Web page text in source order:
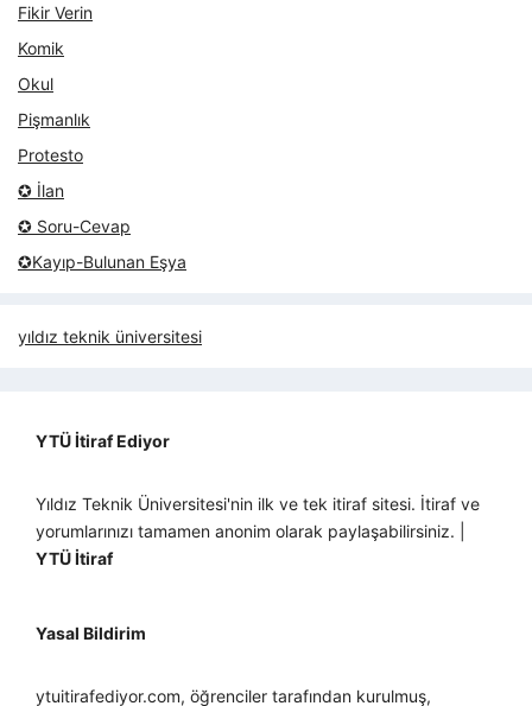
Fikir Verin
Komik
Okul
Pişmanlık
Protesto
✪ İlan
✪ Soru-Cevap
✪Kayıp-Bulunan Eşya
yıldız teknik üniversitesi
YTÜ İtiraf Ediyor
Yıldız Teknik Üniversitesi'nin ilk ve tek itiraf sitesi. İtiraf ve
yorumlarınızı tamamen anonim olarak paylaşabilirsiniz. |
YTÜ İtiraf
Yasal Bildirim
ytuitirafediyor.com, öğrenciler tarafından kurulmuş,